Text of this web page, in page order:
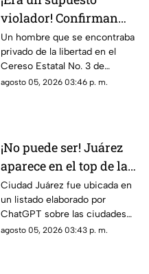
violador! Confirman
muerte de un interno
del Cereso 3 mientras
recibía atención
médica
Un hombre que se encontraba
privado de la libertad en el
Cereso Estatal No. 3 de
Ciudad Juárez falleció la noche
agosto 05, 2026 03:46 p. m.
¡No puede ser! Juárez
aparece en el top de las
ciudades más feas de
todo México según la
IA: te decimos en qué
lugar quedó
Ciudad Juárez fue ubicada en
un listado elaborado por
ChatGPT sobre las ciudades
con la peor percepción
agosto 05, 2026 03:43 p. m.